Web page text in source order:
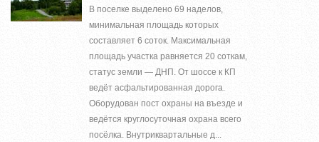
В поселке выделено 69 наделов,
минимальная площадь которых
составляет 6 соток. Максимальная
площадь участка равняется 20 соткам,
статус земли — ДНП. От шоссе к КП
ведёт асфальтированная дорога.
Оборудован пост охраны на въезде и
ведётся круглосуточная охрана всего
посёлка. Внутриквартальные д...